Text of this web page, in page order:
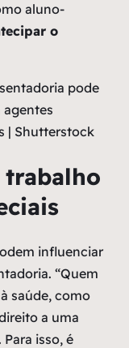
aluno-
o
pode
| Shutterstock
influenciar
“Quem
saúde, como
a uma
isso, é